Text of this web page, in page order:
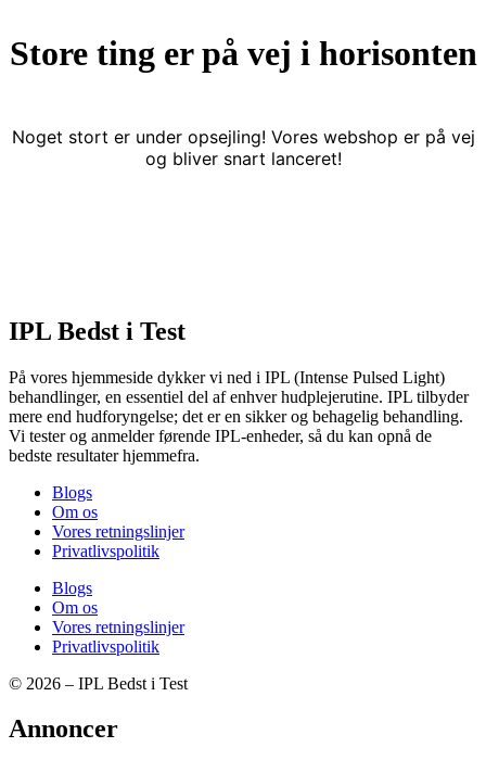
Store ting er på vej i horisonten
Noget stort er under opsejling! Vores webshop er på vej
og bliver snart lanceret!
IPL Bedst i Test
På vores hjemmeside dykker vi ned i IPL (Intense Pulsed Light)
behandlinger, en essentiel del af enhver hudplejerutine. IPL tilbyder
mere end hudforyngelse; det er en sikker og behagelig behandling.
Vi tester og anmelder førende IPL-enheder, så du kan opnå de
bedste resultater hjemmefra.
Blogs
Om os
Vores retningslinjer
Privatlivspolitik
Blogs
Om os
Vores retningslinjer
Privatlivspolitik
© 2026 – IPL Bedst i Test
Annoncer